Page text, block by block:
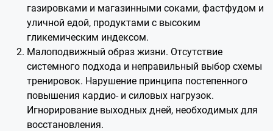
газировками и магазинными соками, фастфудом и
уличной едой, продуктами с высоким
гликемическим индексом.
Малоподвижный образ жизни. Отсутствие
системного подхода и неправильный выбор схемы
тренировок. Нарушение принципа постепенного
повышения кардио- и силовых нагрузок.
Игнорирование выходных дней, необходимых для
восстановления.